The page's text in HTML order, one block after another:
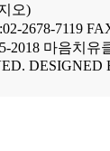
오)
2678-7119
2018 마음치
DESIGNED